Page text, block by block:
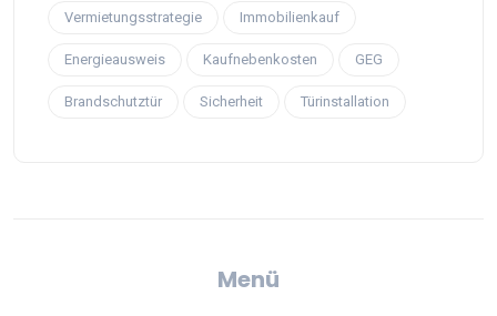
Vermietungsstrategie Immobilienkauf
Energieausweis Kaufnebenkosten GEG
Brandschutztür Sicherheit Türinstallation
Menü